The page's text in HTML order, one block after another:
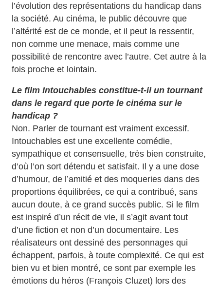
l’évolution des représentations du handicap dans
la société. Au cinéma, le public découvre que
l’altérité est de ce monde, et il peut la ressentir,
non comme une menace, mais comme une
possibilité de rencontre avec l’autre. Cet autre à la
fois proche et lointain.
Le film Intouchables constitue-t-il un tournant
dans le regard que porte le cinéma sur le
handicap ?
Non. Parler de tournant est vraiment excessif.
Intouchables est une excellente comédie,
sympathique et consensuelle, très bien construite,
d’où l’on sort détendu et satisfait. Il y a une dose
d’humour, de l’amitié et des moqueries dans des
proportions équilibrées, ce qui a contribué, sans
aucun doute, à ce grand succès public. Si le film
est inspiré d’un récit de vie, il s’agit avant tout
d’une fiction et non d’un documentaire. Les
réalisateurs ont dessiné des personnages qui
échappent, parfois, à toute complexité. Ce qui est
bien vu et bien montré, ce sont par exemple les
émotions du héros (François Cluzet) lors des